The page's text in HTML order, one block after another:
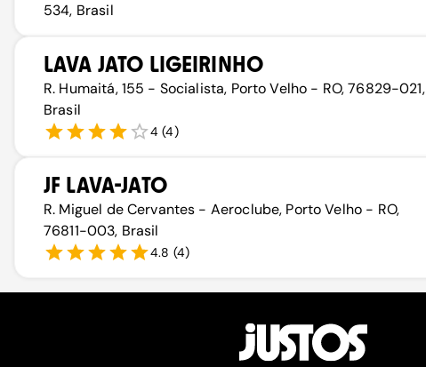
534, Brasil
LAVA JATO LIGEIRINHO
R. Humaitá, 155 - Socialista, Porto Velho - RO, 76829-021,
Brasil
4 (4)
JF LAVA-JATO
R. Miguel de Cervantes - Aeroclube, Porto Velho - RO,
76811-003, Brasil
4.8 (4)